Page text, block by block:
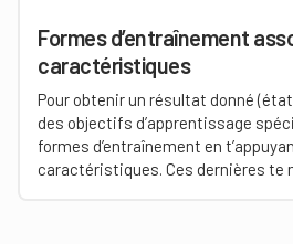
Formes d’entraînement
caractéristiques
Pour obtenir un résultat donné
des objectifs d’apprentissage
formes d’entraînement en
caractéristiques. Ces dernières te